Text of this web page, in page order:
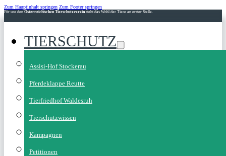
Zum Hauptinhalt springen Zum Footer springen
Für uns den Österreichischen Tierschutzvereinsteht das Wohl der Tiere an erster Stelle.
TIERSCHUTZ
Assisi-Hof Stockerau
Pferdeklappe Reutte
Tierfriedhof Waldesruh
Tierschutzwissen
Kampagnen
Petitionen